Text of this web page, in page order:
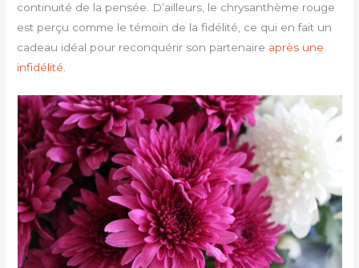
continuité de la pensée. D’ailleurs, le chrysanthème rouge
est perçu comme le témoin de la fidélité, ce qui en fait un
cadeau idéal pour reconquérir son partenaire après une
infidélité